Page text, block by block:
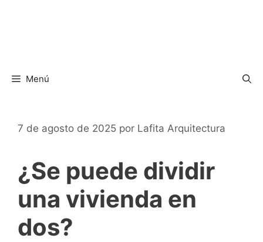
Menú
7 de agosto de 2025 por Lafita Arquitectura
¿Se puede dividir
una vivienda en
dos?